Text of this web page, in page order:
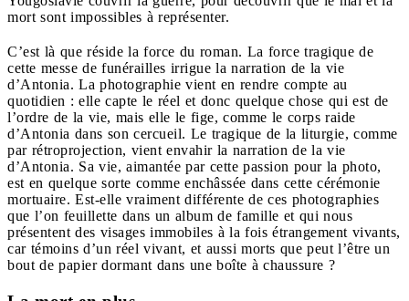
mort sont impossibles à représenter.
C’est là que réside la force du roman. La force tragique de
cette messe de funérailles irrigue la narration de la vie
d’Antonia. La photographie vient en rendre compte au
quotidien : elle capte le réel et donc quelque chose qui est de
l’ordre de la vie, mais elle le fige, comme le corps raide
d’Antonia dans son cercueil. Le tragique de la liturgie, comme
par rétroprojection, vient envahir la narration de la vie
d’Antonia. Sa vie, aimantée par cette passion pour la photo,
est en quelque sorte comme enchâssée dans cette cérémonie
mortuaire. Est-elle vraiment différente de ces photographies
que l’on feuillette dans un album de famille et qui nous
présentent des visages immobiles à la fois étrangement vivants,
car témoins d’un réel vivant, et aussi morts que peut l’être un
bout de papier dormant dans une boîte à chaussure ?